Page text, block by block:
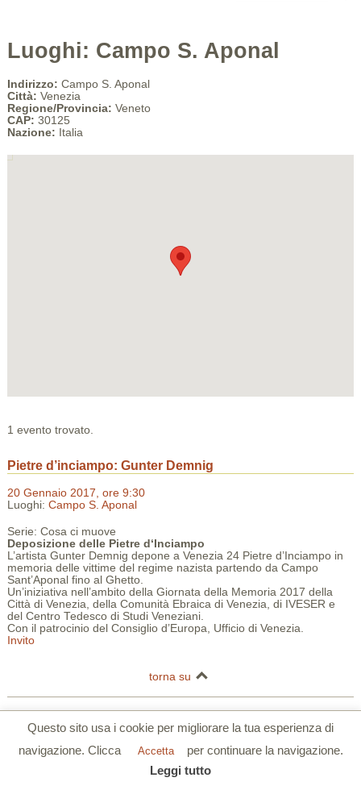
Luoghi: Campo S. Aponal
Indirizzo: Campo S. Aponal
Città: Venezia
Regione/Provincia: Veneto
CAP: 30125
Nazione: Italia
1 evento trovato.
Pietre d’inciampo: Gunter Demnig
20 Gennaio 2017, ore 9:30
Luoghi: Campo S. Aponal
Serie: Cosa ci muove
Deposizione delle Pietre d‘Inciampo
L’artista Gunter Demnig depone a Venezia 24 Pietre d’Inciampo in
memoria delle vittime del regime nazista partendo da Campo
Sant’Aponal fino al Ghetto.
Un’iniziativa nell’ambito della Giornata della Memoria 2017 della
Città di Venezia, della Comunità Ebraica di Venezia, di IVESER e
del Centro Tedesco di Studi Veneziani.
Con il patrocinio del Consiglio d’Europa, Ufficio di Venezia.
Invito
torna su
S.Polo 2765/a Calle Corner 30125 Venezia
Tel. 0039 041 5206355 | Fax. 0039 041 5206780 |www.dszv.it|Privacy
Policy
Cookie Policy
Questo sito usa i cookie per migliorare la tua esperienza di
navigazione. Clicca
Accetta
per continuare la navigazione.
Leggi tutto